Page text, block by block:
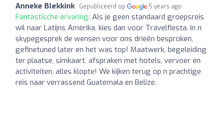
Anneke Blekkink Gepubliceerd op 5 years ago
Fantastische ervaring: Als je geen standaard groepsreis
wil naar Latijns Amerika, kies dan voor Travelfiesta. In n
skypegesprek de wensen voor ons drieën besproken,
gefinetuned later en het was top! Maatwerk, begeleiding
ter plaatse, simkaart, afspraken met hotels, vervoer en
activiteiten, alles klopte! We kijken terug op n prachtige
reis naar verrassend Guatemala en Belize.